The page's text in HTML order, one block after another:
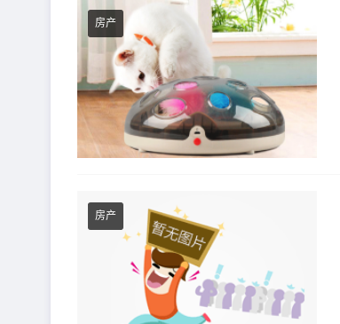
房产
房产